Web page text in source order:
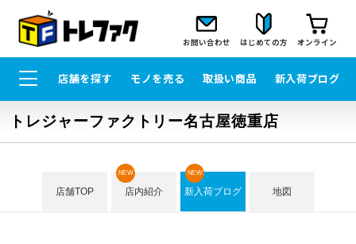
お問い合わせ はじめての方 オンライン
店舗を探す モノを売る 取扱い商品 新入荷ブログ
トレジャーファクトリー名古屋徳重店
店舗TOP 店内紹介
NEW
新入荷ブログ
NEW
地図